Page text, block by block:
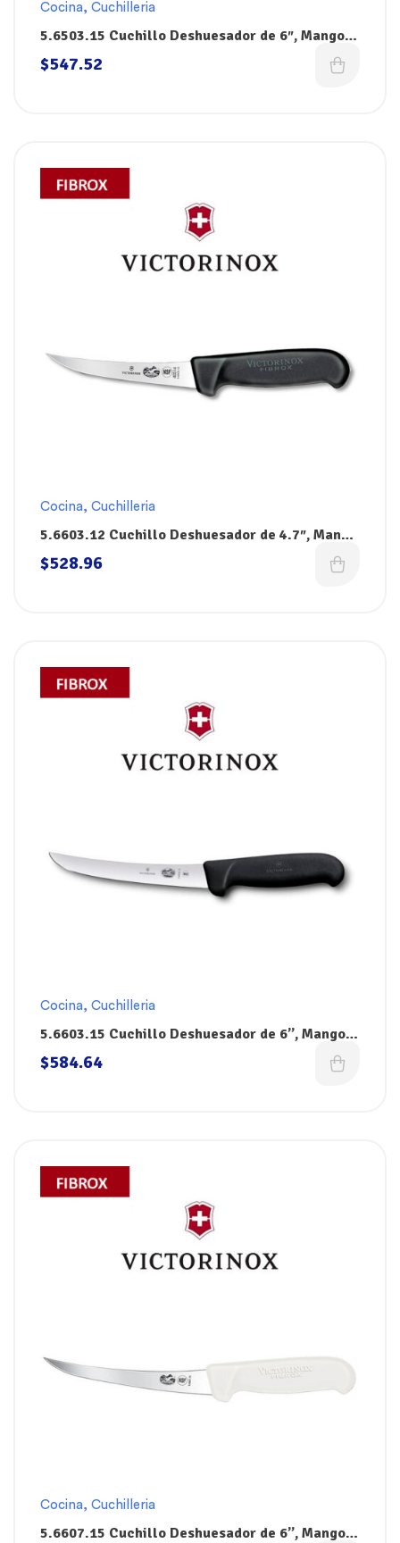
Cocina, Cuchilleria
5.6503.15 Cuchillo Deshuesador de 6″, Mango
Negro Fibrox, Victorinox
$547.52
Cocina, Cuchilleria
5.6603.12 Cuchillo Deshuesador de 4.7″, Mango
Negro Fibrox, Victorinox
$528.96
Cocina, Cuchilleria
5.6603.15 Cuchillo Deshuesador de 6”, Mango
Negro Fibrox, Victorinox
$584.64
Cocina, Cuchilleria
5.6607.15 Cuchillo Deshuesador de 6”, Mango